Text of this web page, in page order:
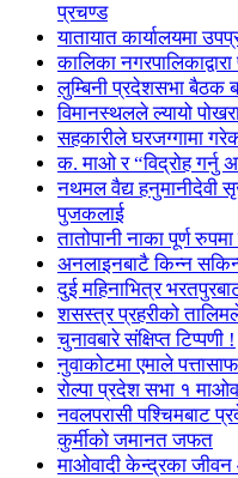
प्रचण्ड
यातायात कार्यालयमा
कालिका
लुम्बिनी प्रदेशसभा बैठक
विमानस्थलले ल्यायो
सहकारीले घरजग्गामा
क. माओ र “विद्रोह गर्नु
नथमल वैद्य हनुमानीदेवी
पुजकलाई
तातोपानी नाका पूर्ण
अनलाइनबाटै किन्न
दुई महिनाभित्र
शसस्त्र प्रहरीको
चुनावबारे संक्षिप्त टिप्पणी !
नुवाकोटमा एमाले
रोल्पा प्रदेश सभा १
नवलपरासी पश्चिमबाट
कुर्मीको जमानत जफत
माओवादी केन्द्रका जीवन